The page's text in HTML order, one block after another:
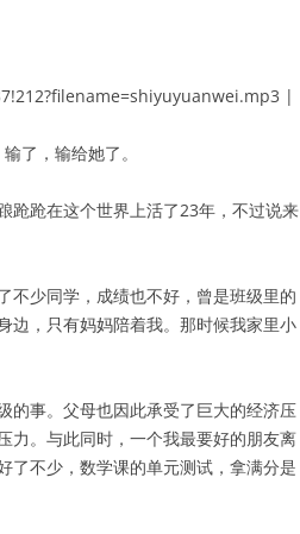
|
了，输给她了。
跄跄在这个世界上活了23年，不过说来
不少同学，成绩也不好，曾是班级里的
边，只有妈妈陪着我。那时候我家里小
的事。父母也因此承受了巨大的经济压
力。与此同时，一个我最要好的朋友离
了不少，数学课的单元测试，拿满分是